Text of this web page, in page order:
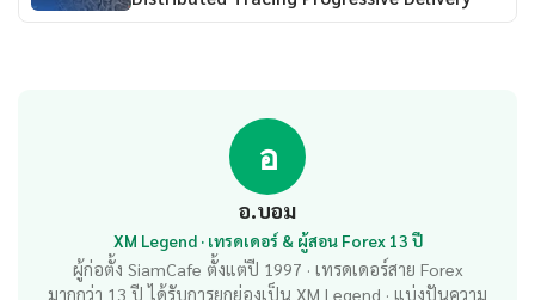
อ
อ.บอม
XM Legend · เทรดเดอร์ & ผู้สอน Forex 13 ปี
ผู้ก่อตั้ง SiamCafe ตั้งแต่ปี 1997 · เทรดเดอร์สาย Forex
มากกว่า 13 ปี ได้รับการยกย่องเป็น XM Legend · แบ่งปันความ